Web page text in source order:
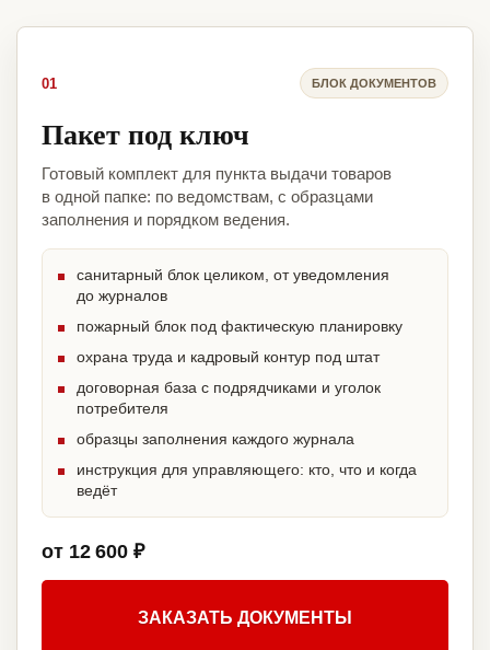
01 БЛОК ДОКУМЕНТОВ
Пакет под ключ
Готовый комплект для пункта выдачи товаров
в одной папке: по ведомствам, с образцами
заполнения и порядком ведения.
санитарный блок целиком, от уведомления
до журналов
пожарный блок под фактическую планировку
охрана труда и кадровый контур под штат
договорная база с подрядчиками и уголок
потребителя
образцы заполнения каждого журнала
инструкция для управляющего: кто, что и когда
ведёт
от 12 600 ₽
ЗАКАЗАТЬ ДОКУМЕНТЫ